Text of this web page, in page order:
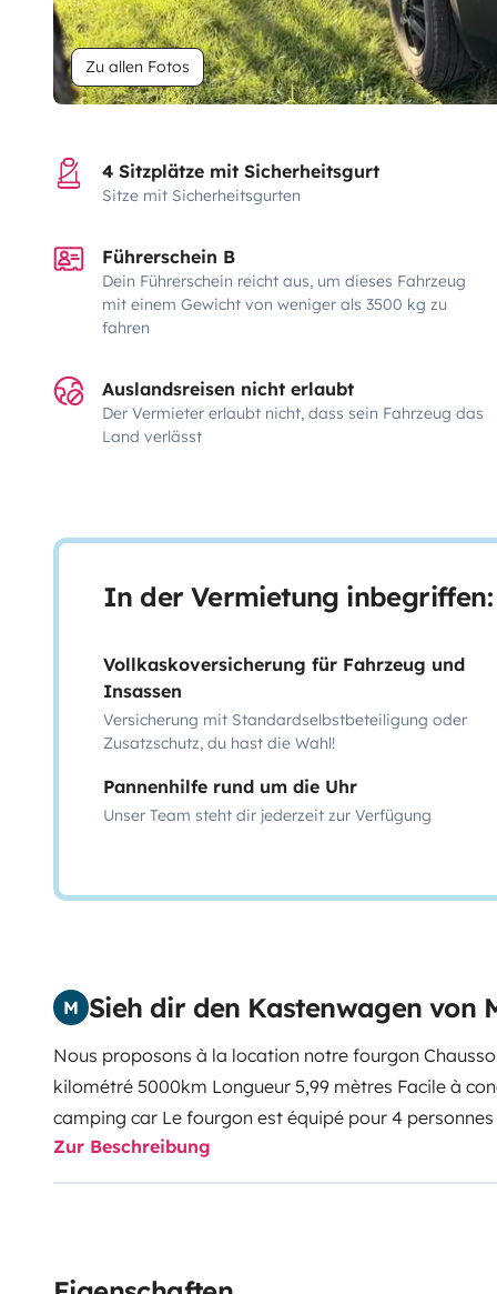
Zu allen Fotos
4 Sitzplätze mit Sicherheitsgurt
Sitze mit Sicherheitsgurten
Führerschein B
Dein Führerschein reicht aus, um dieses Fahrzeug
mit einem Gewicht von weniger als 3500 kg zu
fahren
Auslandsreisen nicht erlaubt
Der Vermieter erlaubt nicht, dass sein Fahrzeug das
Land verlässt
In der Vermietung inbegriffen:
Vollkaskoversicherung für Fahrzeug und
Insassen
Versicherung mit Standardselbstbeteiligung oder
Zusatzschutz, du hast die Wahl!
Pannenhilfe rund um die Uhr
Unser Team steht dir jederzeit zur Verfügung
M Sieh dir den Kastenwagen von
Nous proposons à la location notre fourgon
kilométré 5000km Longueur 5,99 mètres Facile à
camping car Le fourgon est équipé pour 4
AGE OU 1 ADOCoin cuisine : plaque avec 2 feux,
et batterie de cuisine fournie. Coin nuit : 2 grands lits
Zur Beschreibung